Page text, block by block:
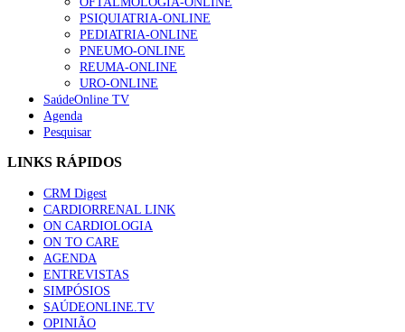
PSIQUIATRIA-ONLINE
PEDIATRIA-ONLINE
PNEUMO-ONLINE
REUMA-ONLINE
URO-ONLINE
SaúdeOnline TV
Agenda
Pesquisar
LINKS RÁPIDOS
CRM Digest
CARDIORRENAL LINK
ON CARDIOLOGIA
ON TO CARE
AGENDA
ENTREVISTAS
SIMPÓSIOS
SAÚDEONLINE.TV
OPINIÃO